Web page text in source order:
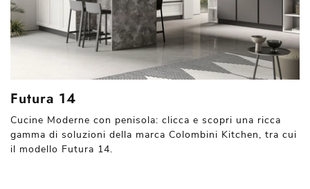
Futura 14
Cucine Moderne con penisola: clicca e scopri una ricca
gamma di soluzioni della marca Colombini Kitchen, tra cui
il modello Futura 14.